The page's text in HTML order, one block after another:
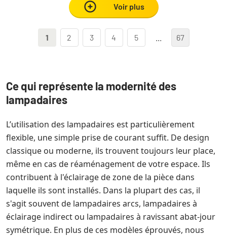
Voir plus
1 2 3 4 5 67
Ce qui représente la modernité des
lampadaires
L’utilisation des lampadaires est particulièrement
flexible, une simple prise de courant suffit. De design
classique ou moderne, ils trouvent toujours leur place,
même en cas de réaménagement de votre espace. Ils
contribuent à l'éclairage de zone de la pièce dans
laquelle ils sont installés. Dans la plupart des cas, il
s'agit souvent de lampadaires arcs, lampadaires à
éclairage indirect ou lampadaires à ravissant abat-jour
symétrique. En plus de ces modèles éprouvés, nous